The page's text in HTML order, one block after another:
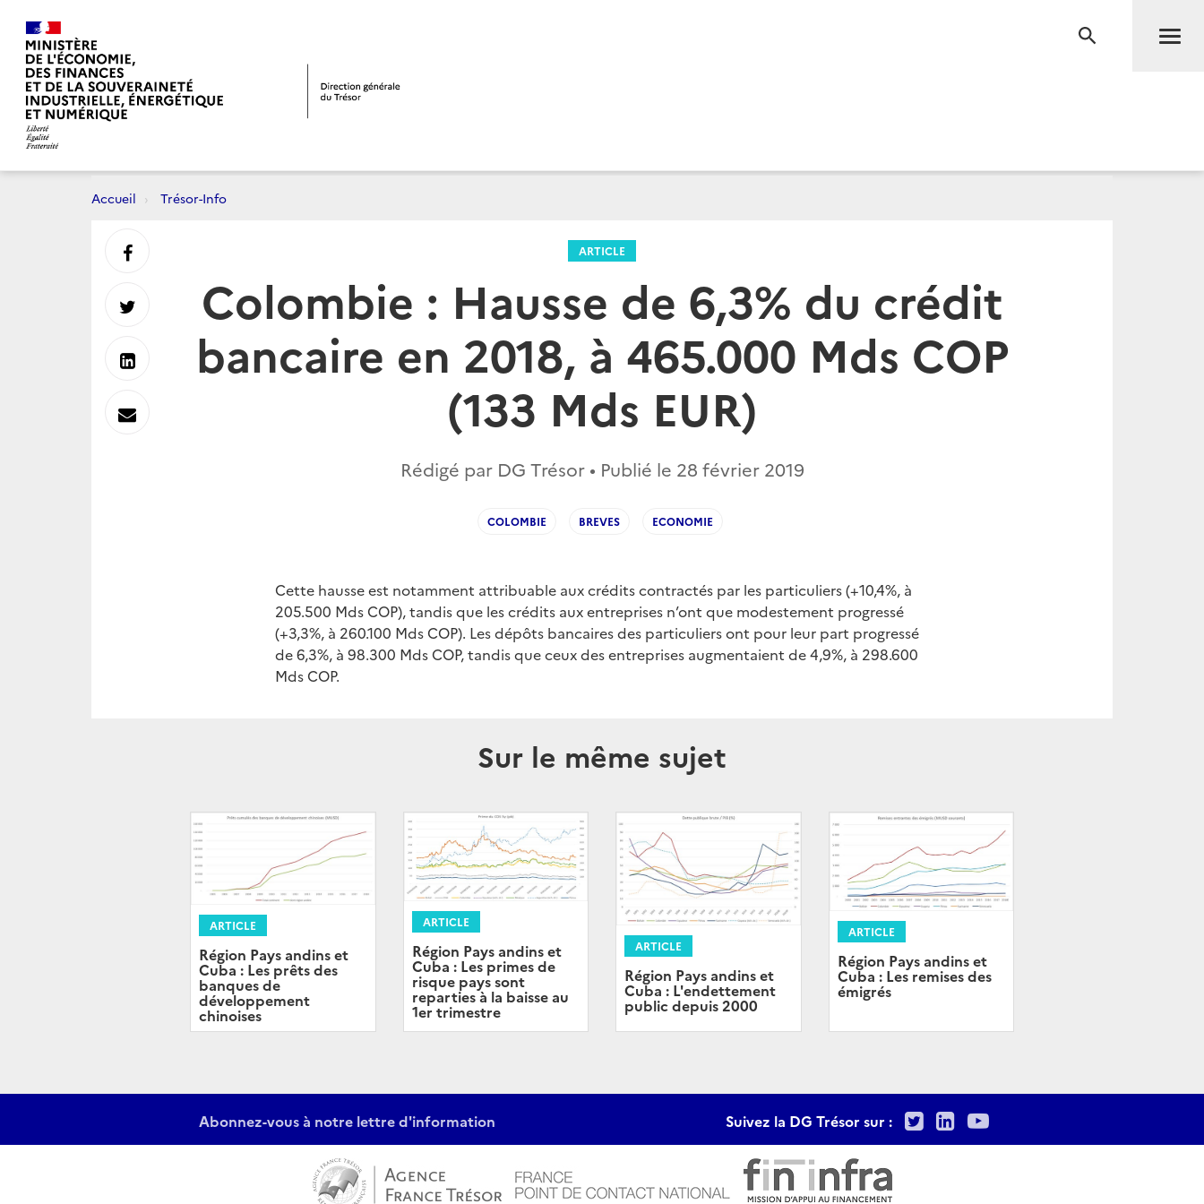
RECHERCHE
Accueil Trésor-Info
ARTICLE
Colombie : Hausse de 6,3% du crédit
bancaire en 2018, à 465.000 Mds COP
(133 Mds EUR)
Rédigé par DG Trésor • Publié le 28 février 2019
COLOMBIE BREVES ECONOMIE
Cette hausse est notamment attribuable aux crédits contractés par les particuliers (+10,4%, à
205.500 Mds COP), tandis que les crédits aux entreprises n’ont que modestement progressé
(+3,3%, à 260.100 Mds COP). Les dépôts bancaires des particuliers ont pour leur part progressé
de 6,3%, à 98.300 Mds COP, tandis que ceux des entreprises augmentaient de 4,9%, à 298.600
Mds COP.
Sur le même sujet
ARTICLE
Région Pays andins et
Cuba : Les prêts des
banques de
développement
chinoises
ARTICLE
Région Pays andins et
Cuba : Les primes de
risque pays sont
reparties à la baisse au
1er trimestre
ARTICLE
Région Pays andins et
Cuba : L'endettement
public depuis 2000
ARTICLE
Région Pays andins et
Cuba : Les remises des
émigrés
Partager
sur
Facebook
Partager
sur
Partager
sur
Envoyer
Abonnez-vous à notre lettre d'information Suivez la DG Trésor sur : TwitterLinkedIn
Youtube